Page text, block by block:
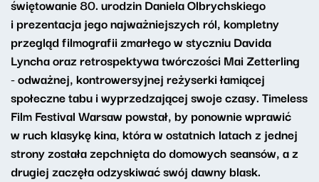
świętowanie 80. urodzin Daniela Olbrychskiego
i prezentacja jego najważniejszych ról, kompletny
przegląd filmografii zmarłego w styczniu Davida
Lyncha oraz retrospektywa twórczości Mai Zetterling
- odważnej, kontrowersyjnej reżyserki łamiącej
społeczne tabu i wyprzedzającej swoje czasy. Timeless
Film Festival Warsaw powstał, by ponownie wprawić
w ruch klasykę kina, która w ostatnich latach z jednej
strony została zepchnięta do domowych seansów, a z
drugiej zaczęła odzyskiwać swój dawny blask.